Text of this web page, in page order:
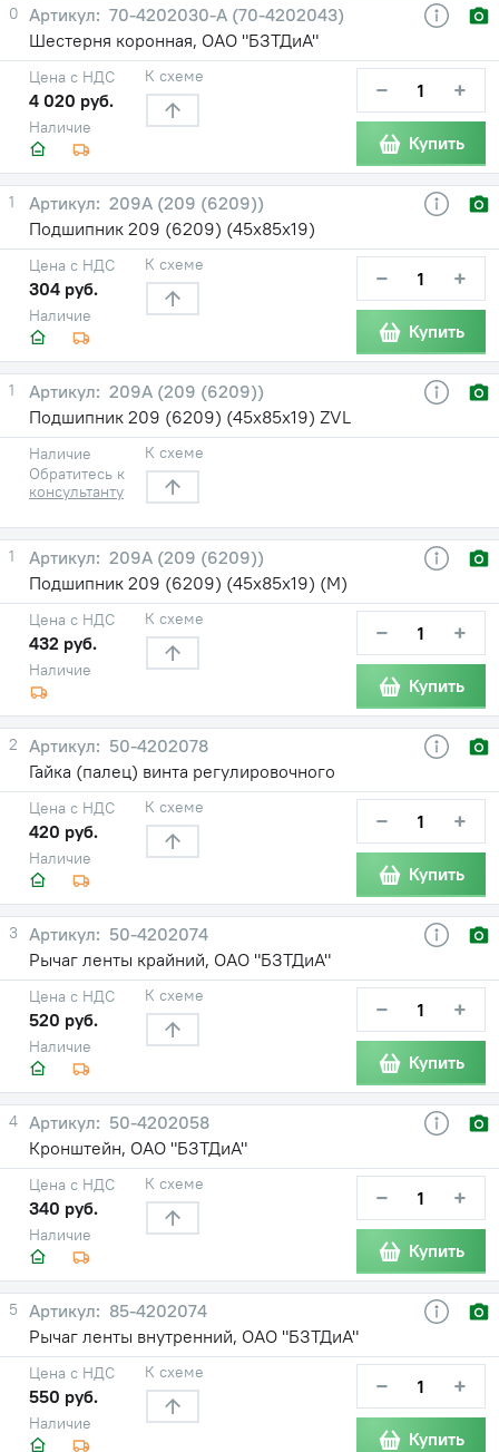
0
70-4202030-А (70-4202043)
Шестерня коронная, ОАО "БЗТДиА"
Наличие
Цена с НДС
4 020 руб.
К схеме − +
Купить
1
209А (209 (6209))
Подшипник 209 (6209) (45х85х19)
Наличие
Цена с НДС
304 руб.
К схеме − +
Купить
1
209А (209 (6209))
Подшипник 209 (6209) (45х85х19) ZVL
Наличие
Обратитесь к
консультанту
К схеме
1
209А (209 (6209))
Подшипник 209 (6209) (45х85х19) (М)
Наличие
Цена с НДС
432 руб.
К схеме − +
Купить
2
50-4202078
Гайка (палец) винта регулировочного
Наличие
Цена с НДС
420 руб.
К схеме − +
Купить
3
50-4202074
Рычаг ленты крайний, ОАО "БЗТДиА"
Наличие
Цена с НДС
520 руб.
К схеме − +
Купить
4
50-4202058
Кронштейн, ОАО "БЗТДиА"
Наличие
Цена с НДС
340 руб.
К схеме − +
Купить
5
85-4202074
Рычаг ленты внутренний, ОАО "БЗТДиА"
Наличие
Цена с НДС
550 руб.
К схеме − +
Купить